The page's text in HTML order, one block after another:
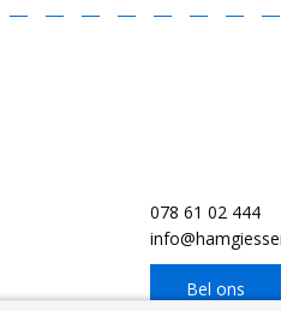
078 61 02 444
Bel ons